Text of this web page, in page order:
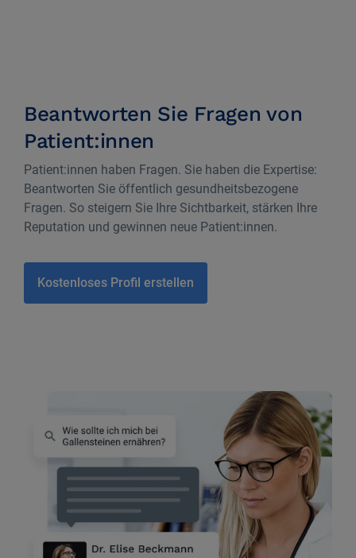
Beantworten Sie Fragen von
Patient:innen
Patient:innen haben Fragen. Sie haben die Expertise:
Beantworten Sie öffentlich gesundheitsbezogene
Fragen. So steigern Sie Ihre Sichtbarkeit, stärken Ihre
Reputation und gewinnen neue Patient:innen.
Kostenloses Profil erstellen